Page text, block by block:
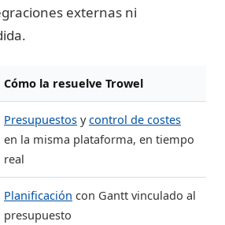
externas ni
Cómo la resuelve Trowel
Presupuestos ycontrol de costes
en la misma plataforma, en tiempo
real
Planificación con Gantt vinculado al
presupuesto